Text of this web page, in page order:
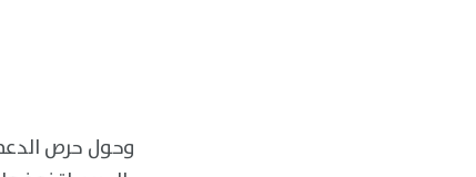
وحول حرص